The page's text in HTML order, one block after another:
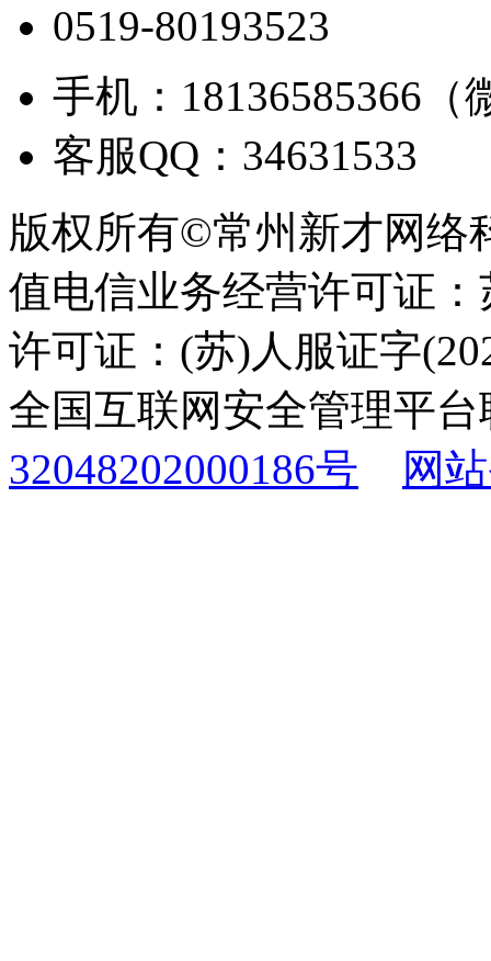
0519-80193523
手机：18136585366（
客服QQ：34631533
版权所有©常州新才网络
值电信业务经营许可证
许可证：(苏)人服证字
全国互联网安全管理平
32048202000186号
网